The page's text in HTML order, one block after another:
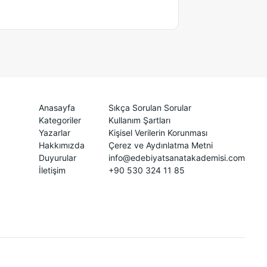
Anasayfa
Kategoriler
Yazarlar
Hakkımızda
Duyurular
İletişim
Sıkça Sorulan Sorular
Kullanım Şartları
Kişisel Verilerin Korunması
Çerez ve Aydınlatma Metni
info@edebiyatsanatakademisi.com
+90 530 324 11 85